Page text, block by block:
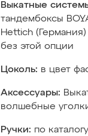
Выкатные
тандембоксы
Hettich
без этой опции
Цоколь: в цвет
Аксессуары:
волшебные
Ручки: по каталогу